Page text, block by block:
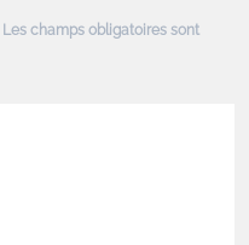
Les champs obligatoires sont